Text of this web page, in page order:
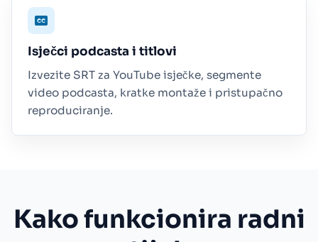
Isječci podcasta i titlovi
Izvezite SRT za YouTube isječke, segmente
video podcasta, kratke montaže i pristupačno
reproduciranje.
Kako funkcionira radni